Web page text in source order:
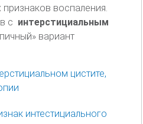
воспаления.
с интерстициальным
вариант